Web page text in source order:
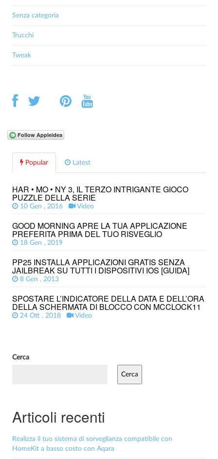
Senza categoria
Trucchi
Tweak
Popular Latest
HAR • MO • NY 3, IL TERZO INTRIGANTE GIOCO
PUZZLE DELLA SERIE
10 Gen , 2016 Video
GOOD MORNING APRE LA TUA APPLICAZIONE
PREFERITA PRIMA DEL TUO RISVEGLIO
18 Gen , 2019
PP25 INSTALLA APPLICAZIONI GRATIS SENZA
JAILBREAK SU TUTTI I DISPOSITIVI IOS [GUIDA]
8 Gen , 2013
SPOSTARE L’INDICATORE DELLA DATA E DELL’ORA
DELLA SCHERMATA DI BLOCCO CON MCCLOCK11
24 Ott , 2018 Video
Cerca
Cerca
Articoli recenti
Realizza il tuo sistema di sorveglianza compatibile con
HomeKit a basso costo con Aqara